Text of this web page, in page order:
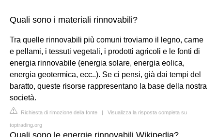
Quali sono i materiali rinnovabili?
Tra quelle rinnovabili più comuni troviamo il legno, carne
e pellami, i tessuti vegetali, i prodotti agricoli e le fonti di
energia rinnovabile (energia solare, energia eolica,
energia geotermica, ecc..). Se ci pensi, già dai tempi del
baratto, queste risorse rappresentano la base della nostra
società.
Richiesta di rimozione della fonte | Visualizza la risposta completa su
toptrading.org
Quali sono le energie rinnovabili Wikipedia?